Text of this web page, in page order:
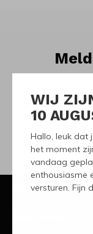
WIJ
10
Hallo, leuk dat
het moment
vandaag
enthousiasme
versturen. Fijn
Ontvang de
Klantenservice